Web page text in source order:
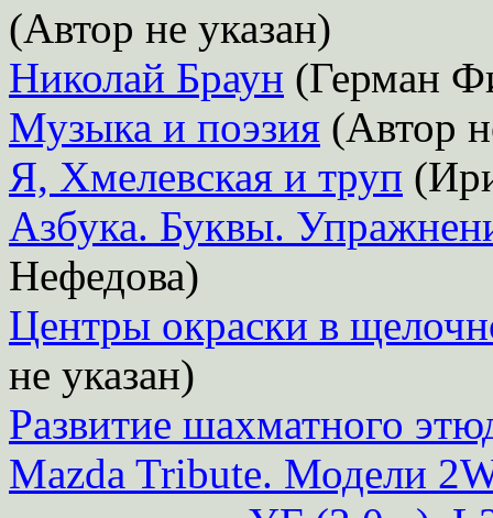
(Автор не указан)
Николай Браун (Герман
Музыка и поэзия (Автор
Я, Хмелевская и труп
Азбука. Буквы.
Нефедова)
Центры окраски в
не указан)
Развитие шахматного
Mazda Tribute. Модели